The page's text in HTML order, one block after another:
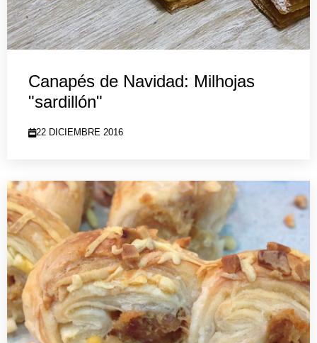
Canapés de Navidad: Milhojas
"sardillón"
22 DICIEMBRE 2016